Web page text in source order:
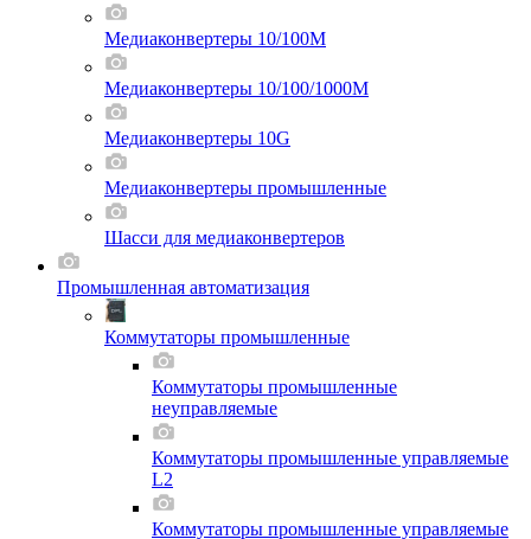
Медиаконвертеры 10/100M
Медиаконвертеры 10/100/1000M
Медиаконвертеры 10G
Медиаконвертеры промышленные
Шасси для мeдиаконвертеров
Промышленная автоматизация
Коммутаторы промышленные
Коммутаторы промышленные
неуправляемые
Коммутаторы промышленные управляемые
L2
Коммутаторы промышленные управляемые